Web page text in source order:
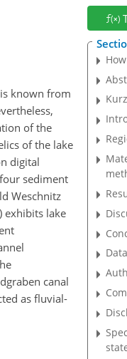
known from
of the
of the lake
digital
sediment
Weschnitz
exhibits lake
canal
as fluvial-